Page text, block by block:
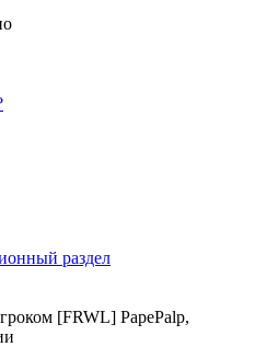
раздел
[FRWL] PapePalp,